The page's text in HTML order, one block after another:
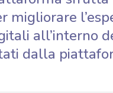
migliorare
all’interno
dalla